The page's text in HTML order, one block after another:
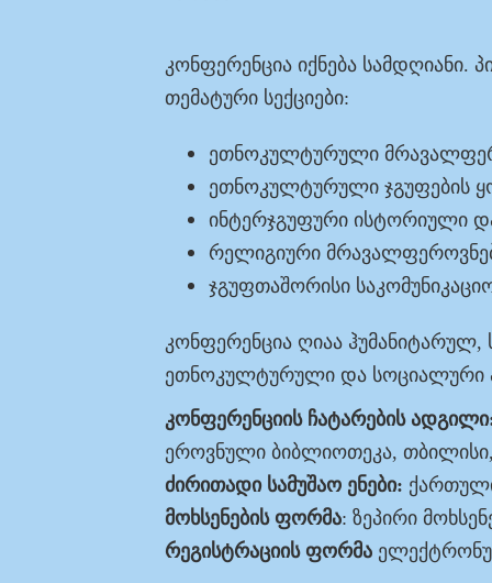
კონფერენცია იქნება სამდღიანი.
თემატური სექციები:
ეთნოკულტურული
ეთნოკულტურული ჯგუფების
ინტერჯგუფური ისტორიული
რელიგიური
ჯგუფთაშორისი
კონფერენცია ღიაა ჰუმანიტარულ,
ეთნოკულტურული და სოციალური
კონფერენციის ჩატარების
ეროვნული ბიბლიოთეკა,
ძირითადი სამუშაო ენები:
მოხსენების ფორმა: ზეპირი
რეგისტრაციის ფორმა